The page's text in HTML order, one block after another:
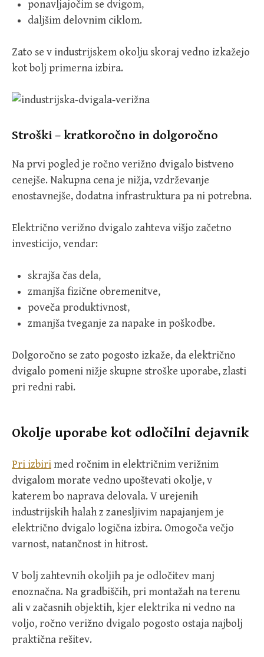
ponavljajočim se dvigom,
daljšim delovnim ciklom.
Zato se v industrijskem okolju skoraj vedno izkažejo
kot bolj primerna izbira.
Stroški – kratkoročno in dolgoročno
Na prvi pogled je ročno verižno dvigalo bistveno
cenejše. Nakupna cena je nižja, vzdrževanje
enostavnejše, dodatna infrastruktura pa ni potrebna.
Električno verižno dvigalo zahteva višjo začetno
investicijo, vendar:
skrajša čas dela,
zmanjša fizične obremenitve,
poveča produktivnost,
zmanjša tveganje za napake in poškodbe.
Dolgoročno se zato pogosto izkaže, da električno
dvigalo pomeni nižje skupne stroške uporabe, zlasti
pri redni rabi.
Okolje uporabe kot odločilni dejavnik
Pri izbiri med ročnim in električnim verižnim
dvigalom morate vedno upoštevati okolje, v
katerem bo naprava delovala. V urejenih
industrijskih halah z zanesljivim napajanjem je
električno dvigalo logična izbira. Omogoča večjo
varnost, natančnost in hitrost.
V bolj zahtevnih okoljih pa je odločitev manj
enoznačna. Na gradbiščih, pri montažah na terenu
ali v začasnih objektih, kjer elektrika ni vedno na
voljo, ročno verižno dvigalo pogosto ostaja najbolj
praktična rešitev.